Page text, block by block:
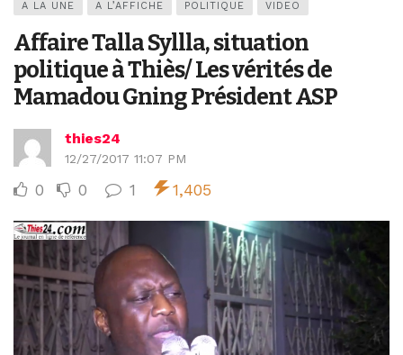
A LA UNE A L’AFFICHE POLITIQUE VIDEO
Affaire Talla Syllla, situation
politique à Thiès/ Les vérités de
Mamadou Gning Président ASP
thies24
12/27/2017 11:07 PM
0 0 1 1,405